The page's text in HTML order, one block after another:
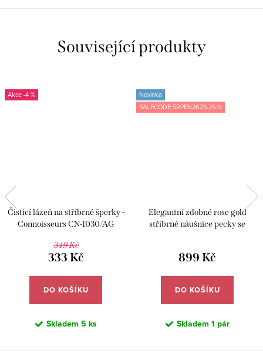
Související produkty
-4 %
Čistící lázeň na stříbrné šperky -
Connoisseurs CN-1030/AG
349 Kč
333 Kč
DO KOŠÍKU
Skladem 5 ks
Novinka
SALECODE:SRPEN2625:25:%
Elegantní zdobné rose gold
stříbrné náušnice pecky se
899 Kč
DO KOŠÍKU
Skladem 1 pár